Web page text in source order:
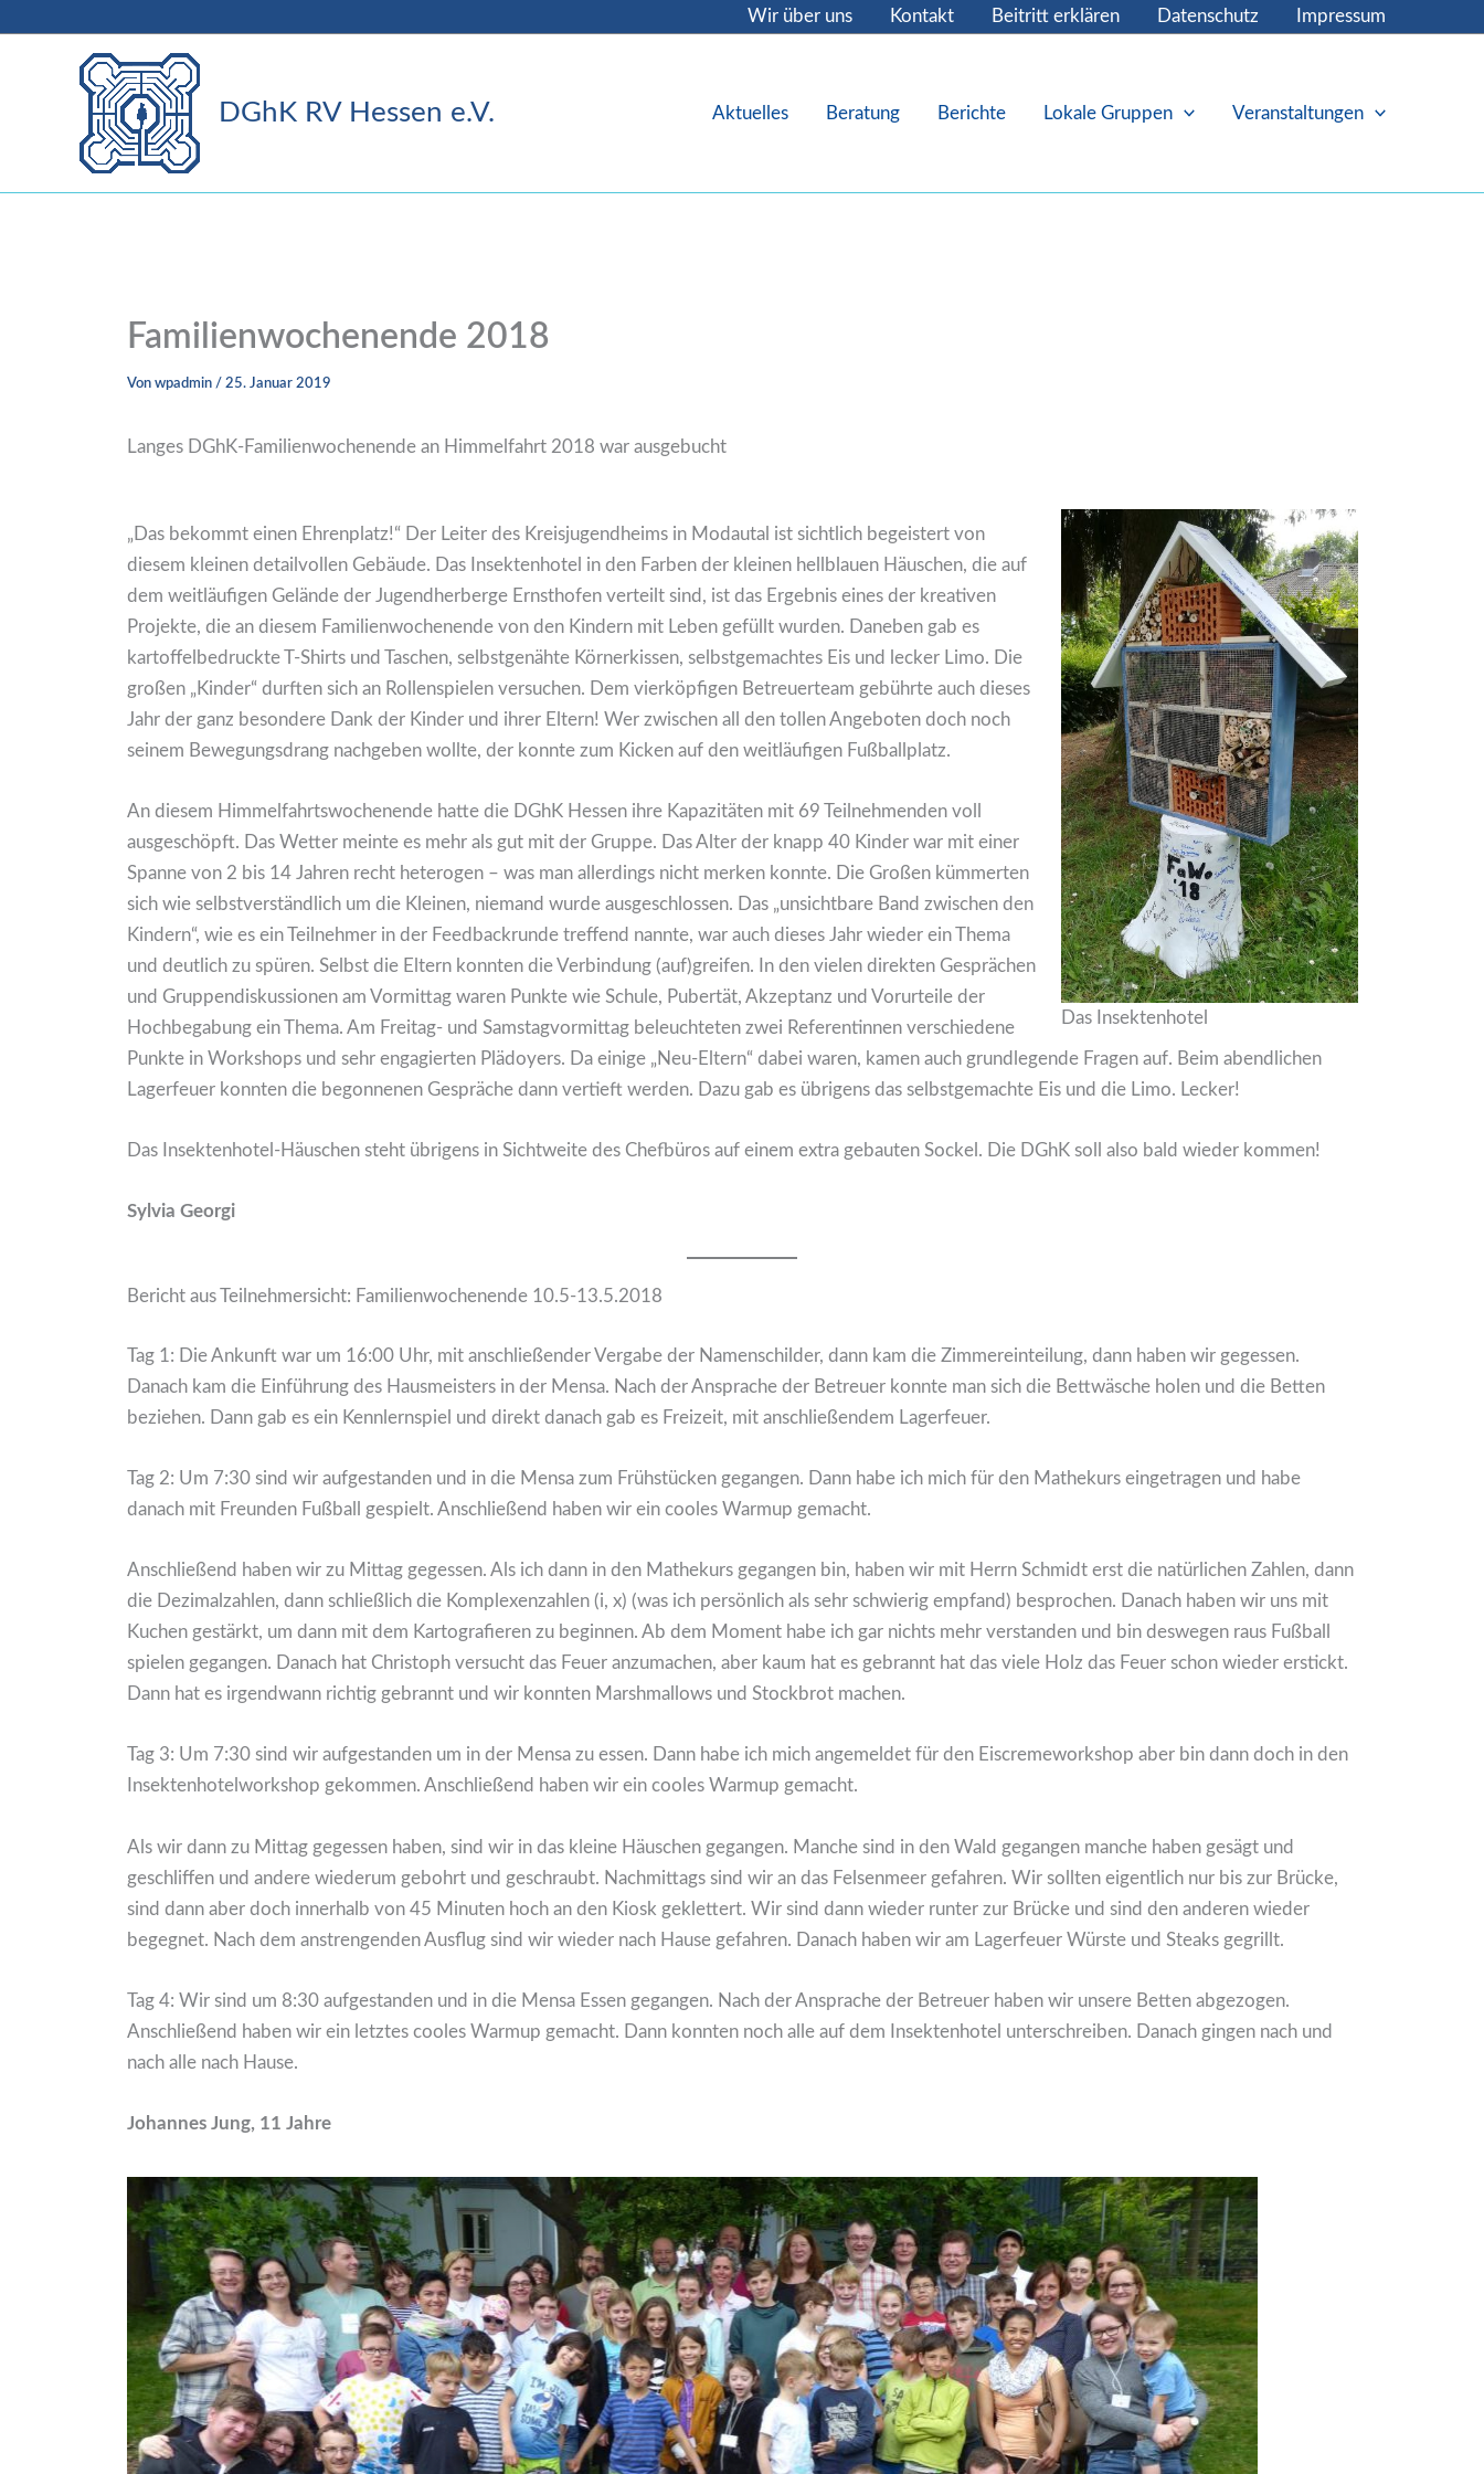
Wir über uns Kontakt Beitritt erklären Datenschutz Impressum
DGhK RV Hessen e.V. Aktuelles Beratung Berichte Lokale Gruppen Veranstaltungen
Familienwochenende 2018
Von wpadmin / 25. Januar 2019
Langes DGhK-Familienwochenende an Himmelfahrt 2018 war ausgebucht
Das Insektenhotel
„Das bekommt einen Ehrenplatz!“ Der Leiter des Kreisjugendheims in Modautal ist sichtlich begeistert von
diesem kleinen detailvollen Gebäude. Das Insektenhotel in den Farben der kleinen hellblauen Häuschen, die auf
dem weitläufigen Gelände der Jugendherberge Ernsthofen verteilt sind, ist das Ergebnis eines der kreativen
Projekte, die an diesem Familienwochenende von den Kindern mit Leben gefüllt wurden. Daneben gab es
kartoffelbedruckte T-Shirts und Taschen, selbstgenähte Körnerkissen, selbstgemachtes Eis und lecker Limo. Die
großen „Kinder“ durften sich an Rollenspielen versuchen. Dem vierköpfigen Betreuerteam gebührte auch dieses
Jahr der ganz besondere Dank der Kinder und ihrer Eltern! Wer zwischen all den tollen Angeboten doch noch
seinem Bewegungsdrang nachgeben wollte, der konnte zum Kicken auf den weitläufigen Fußballplatz.
An diesem Himmelfahrtswochenende hatte die DGhK Hessen ihre Kapazitäten mit 69 Teilnehmenden voll
ausgeschöpft. Das Wetter meinte es mehr als gut mit der Gruppe. Das Alter der knapp 40 Kinder war mit einer
Spanne von 2 bis 14 Jahren recht heterogen – was man allerdings nicht merken konnte. Die Großen kümmerten
sich wie selbstverständlich um die Kleinen, niemand wurde ausgeschlossen. Das „unsichtbare Band zwischen den
Kindern“, wie es ein Teilnehmer in der Feedbackrunde treffend nannte, war auch dieses Jahr wieder ein Thema
und deutlich zu spüren. Selbst die Eltern konnten die Verbindung (auf)greifen. In den vielen direkten Gesprächen
und Gruppendiskussionen am Vormittag waren Punkte wie Schule, Pubertät, Akzeptanz und Vorurteile der
Hochbegabung ein Thema. Am Freitag- und Samstagvormittag beleuchteten zwei Referentinnen verschiedene
Punkte in Workshops und sehr engagierten Plädoyers. Da einige „Neu-Eltern“ dabei waren, kamen auch grundlegende Fragen auf. Beim abendlichen
Lagerfeuer konnten die begonnenen Gespräche dann vertieft werden. Dazu gab es übrigens das selbstgemachte Eis und die Limo. Lecker!
Das Insektenhotel-Häuschen steht übrigens in Sichtweite des Chefbüros auf einem extra gebauten Sockel. Die DGhK soll also bald wieder kommen!
Sylvia Georgi
Bericht aus Teilnehmersicht: Familienwochenende 10.5-13.5.2018
Tag 1: Die Ankunft war um 16:00 Uhr, mit anschließender Vergabe der Namenschilder, dann kam die Zimmereinteilung, dann haben wir gegessen.
Danach kam die Einführung des Hausmeisters in der Mensa. Nach der Ansprache der Betreuer konnte man sich die Bettwäsche holen und die Betten
beziehen. Dann gab es ein Kennlernspiel und direkt danach gab es Freizeit, mit anschließendem Lagerfeuer.
Tag 2: Um 7:30 sind wir aufgestanden und in die Mensa zum Frühstücken gegangen. Dann habe ich mich für den Mathekurs eingetragen und habe
danach mit Freunden Fußball gespielt. Anschließend haben wir ein cooles Warmup gemacht.
Anschließend haben wir zu Mittag gegessen. Als ich dann in den Mathekurs gegangen bin, haben wir mit Herrn Schmidt erst die natürlichen Zahlen, dann
die Dezimalzahlen, dann schließlich die Komplexenzahlen (i, x) (was ich persönlich als sehr schwierig empfand) besprochen. Danach haben wir uns mit
Kuchen gestärkt, um dann mit dem Kartografieren zu beginnen. Ab dem Moment habe ich gar nichts mehr verstanden und bin deswegen raus Fußball
spielen gegangen. Danach hat Christoph versucht das Feuer anzumachen, aber kaum hat es gebrannt hat das viele Holz das Feuer schon wieder erstickt.
Dann hat es irgendwann richtig gebrannt und wir konnten Marshmallows und Stockbrot machen.
Tag 3: Um 7:30 sind wir aufgestanden um in der Mensa zu essen. Dann habe ich mich angemeldet für den Eiscremeworkshop aber bin dann doch in den
Insektenhotelworkshop gekommen. Anschließend haben wir ein cooles Warmup gemacht.
Als wir dann zu Mittag gegessen haben, sind wir in das kleine Häuschen gegangen. Manche sind in den Wald gegangen manche haben gesägt und
geschliffen und andere wiederum gebohrt und geschraubt. Nachmittags sind wir an das Felsenmeer gefahren. Wir sollten eigentlich nur bis zur Brücke,
sind dann aber doch innerhalb von 45 Minuten hoch an den Kiosk geklettert. Wir sind dann wieder runter zur Brücke und sind den anderen wieder
begegnet. Nach dem anstrengenden Ausflug sind wir wieder nach Hause gefahren. Danach haben wir am Lagerfeuer Würste und Steaks gegrillt.
Tag 4: Wir sind um 8:30 aufgestanden und in die Mensa Essen gegangen. Nach der Ansprache der Betreuer haben wir unsere Betten abgezogen.
Anschließend haben wir ein letztes cooles Warmup gemacht. Dann konnten noch alle auf dem Insektenhotel unterschreiben. Danach gingen nach und
nach alle nach Hause.
Johannes Jung, 11 Jahre